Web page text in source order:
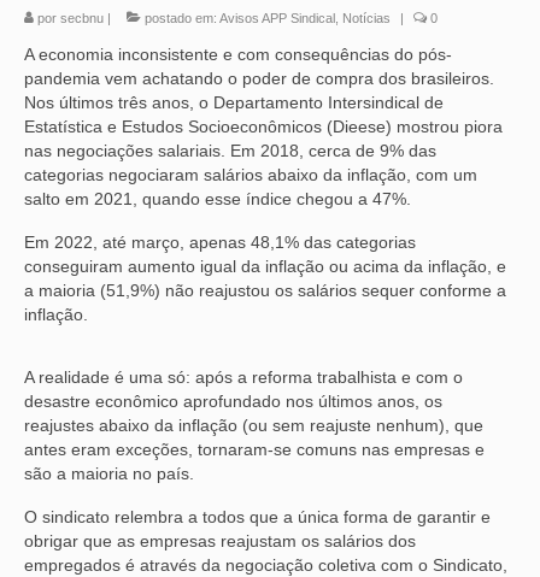
por secbnu postado em: Avisos APP Sindical Notícias 0
A economia inconsistente e com consequências do pós-
pandemia vem achatando o poder de compra dos brasileiros.
Nos últimos três anos, o Departamento Intersindical de
Estatística e Estudos Socioeconômicos (Dieese) mostrou piora
nas negociações salariais. Em 2018, cerca de 9% das
categorias negociaram salários abaixo da inflação, com um
salto em 2021, quando esse índice chegou a 47%.
Em 2022, até março, apenas 48,1% das categorias
conseguiram aumento igual da inflação ou acima da inflação, e
a maioria (51,9%) não reajustou os salários sequer conforme a
inflação.
A realidade é uma só: após a reforma trabalhista e com o
desastre econômico aprofundado nos últimos anos, os
reajustes abaixo da inflação (ou sem reajuste nenhum), que
antes eram exceções, tornaram-se comuns nas empresas e
são a maioria no país.
O sindicato relembra a todos que a única forma de garantir e
obrigar que as empresas reajustam os salários dos
empregados é através da negociação coletiva com o Sindicato,